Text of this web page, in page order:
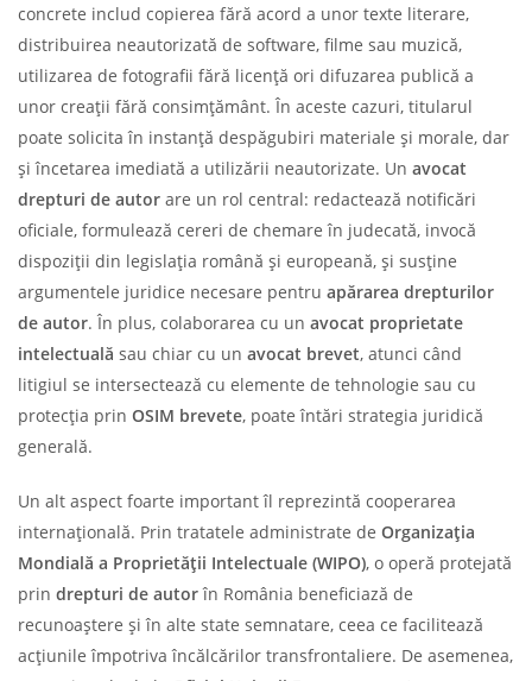
concrete includ copierea fără acord a unor texte literare,
distribuirea neautorizată de software, filme sau muzică,
utilizarea de fotografii fără licență ori difuzarea publică a
unor creații fără consimțământ. În aceste cazuri, titularul
poate solicita în instanță despăgubiri materiale și morale, dar
și încetarea imediată a utilizării neautorizate. Un avocat
drepturi de autor are un rol central: redactează notificări
oficiale, formulează cereri de chemare în judecată, invocă
dispoziții din legislația română și europeană, și susține
argumentele juridice necesare pentru apărarea drepturilor
de autor. În plus, colaborarea cu un avocat proprietate
intelectuală sau chiar cu un avocat brevet, atunci când
litigiul se intersectează cu elemente de tehnologie sau cu
protecția prin OSIM brevete, poate întări strategia juridică
generală.
Un alt aspect foarte important îl reprezintă cooperarea
internațională. Prin tratatele administrate de Organizația
Mondială a Proprietății Intelectuale (WIPO), o operă protejată
prin drepturi de autorîn România beneficiază de
recunoaștere și în alte state semnatare, ceea ce facilitează
acțiunile împotriva încălcărilor transfrontaliere. De asemenea,